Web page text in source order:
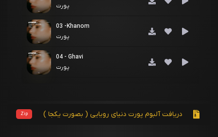
پورت
03 -Khanom
پورت
04 - Ghavi
پورت
دریافت آلبوم پورت دنیای رویایی ( بصورت یکجا ) Zip